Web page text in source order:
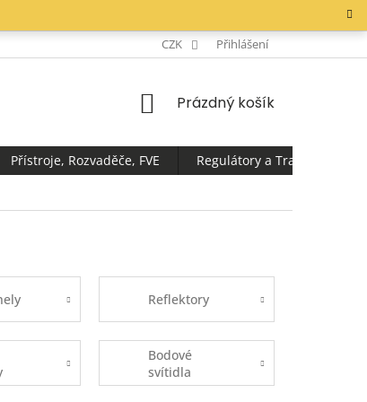
CZK Přihlášení
NÁKUPNÍ
Prázdný košík
Přístroje, Rozvaděče, FVE
Regulátory a
Reflektory
Bodové
svítidla